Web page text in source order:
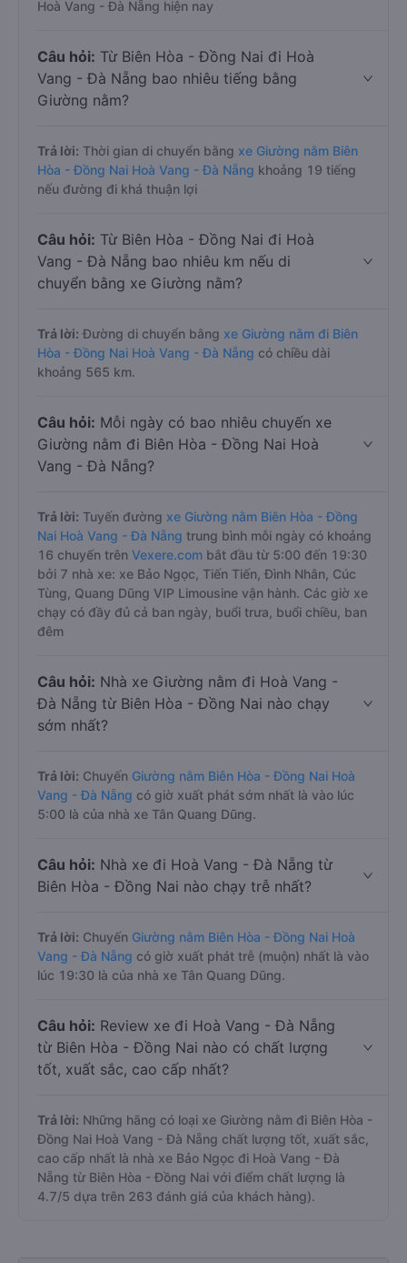
Hoà Vang - Đà Nẵng hiện nay
Câu hỏi: Từ Biên Hòa - Đồng Nai đi Hoà
Vang - Đà Nẵng bao nhiêu tiếng bằng
Giường nằm?
Trả lời: Thời gian di chuyển bằng xe Giường nằm Biên
Hòa - Đồng Nai Hoà Vang - Đà Nẵng khoảng 19 tiếng
nếu đường đi khá thuận lợi
Câu hỏi: Từ Biên Hòa - Đồng Nai đi Hoà
Vang - Đà Nẵng bao nhiêu km nếu di
chuyển bằng xe Giường nằm?
Trả lời: Đường di chuyển bằng xe Giường nằm đi Biên
Hòa - Đồng Nai Hoà Vang - Đà Nẵng có chiều dài
khoảng 565 km.
Câu hỏi: Mỗi ngày có bao nhiêu chuyến xe
Giường nằm đi Biên Hòa - Đồng Nai Hoà
Vang - Đà Nẵng?
Trả lời: Tuyến đường xe Giường nằm Biên Hòa - Đồng
Nai Hoà Vang - Đà Nẵng trung bình mỗi ngày có khoảng
16 chuyến trên Vexere.com bắt đầu từ 5:00 đến 19:30
bởi 7 nhà xe: xe Bảo Ngọc, Tiến Tiến, Đình Nhân, Cúc
Tùng, Quang Dũng VIP Limousine vận hành. Các giờ xe
chạy có đầy đủ cả ban ngày, buổi trưa, buổi chiều, ban
đêm
Câu hỏi: Nhà xe Giường nằm đi Hoà Vang -
Đà Nẵng từ Biên Hòa - Đồng Nai nào chạy
sớm nhất?
Trả lời: Chuyến Giường nằm Biên Hòa - Đồng Nai Hoà
Vang - Đà Nẵng có giờ xuất phát sớm nhất là vào lúc
5:00 là của nhà xe Tân Quang Dũng.
Câu hỏi: Nhà xe đi Hoà Vang - Đà Nẵng từ
Biên Hòa - Đồng Nai nào chạy trễ nhất?
Trả lời: Chuyến Giường nằm Biên Hòa - Đồng Nai Hoà
Vang - Đà Nẵng có giờ xuất phát trễ (muộn) nhất là vào
lúc 19:30 là của nhà xe Tân Quang Dũng.
Câu hỏi: Review xe đi Hoà Vang - Đà Nẵng
từ Biên Hòa - Đồng Nai nào có chất lượng
tốt, xuất sắc, cao cấp nhất?
Trả lời: Những hãng có loại xe Giường nằm đi Biên Hòa -
Đồng Nai Hoà Vang - Đà Nẵng chất lượng tốt, xuất sắc,
cao cấp nhất là nhà xe Bảo Ngọc đi Hoà Vang - Đà
Nẵng từ Biên Hòa - Đồng Nai với điểm chất lượng là
4.7/5 dựa trên 263 đánh giá của khách hàng).